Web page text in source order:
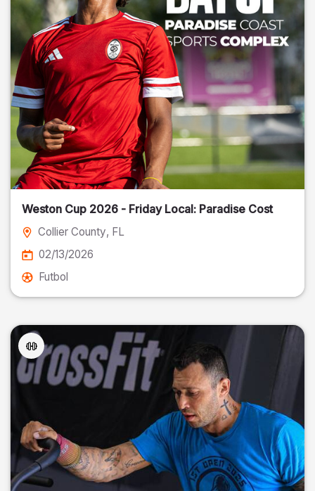
Weston Cup 2026 - Friday Local: Paradise Cost
Collier County, FL
02/13/2026
Futbol